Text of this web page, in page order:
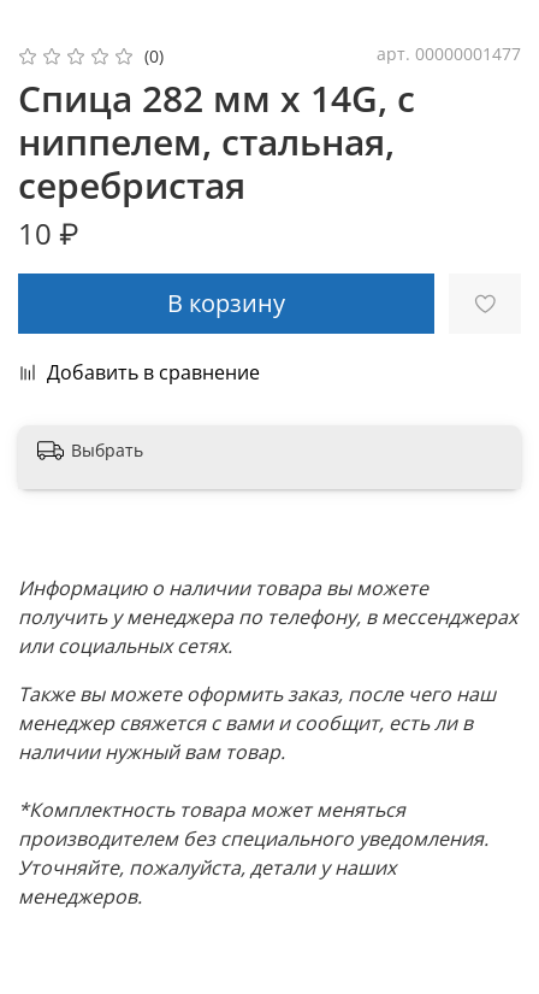
(0) арт. 00000001477
Спица 282 мм x 14G, с
ниппелем, стальная,
серебристая
10 ₽
В корзину
Добавить в сравнение
Выбрать
Информацию о наличии товара вы можете
получить у менеджера по телефону, в мессенджерах
или социальных сетях.
Также вы можете оформить заказ, после чего наш
менеджер свяжется с вами и сообщит, есть ли в
наличии нужный вам товар.
*Комплектность товара может меняться
производителем без специального уведомления.
Уточняйте, пожалуйста, детали у наших
менеджеров.